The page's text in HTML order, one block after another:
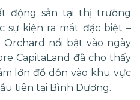
động sản tại thị trường
sự kiện ra mắt đặc biệt –
nổi bật vào ngày
CapitaLand đã cho thấy
lớn đổ dồn vào khu vực
tiên tại Bình Dương.